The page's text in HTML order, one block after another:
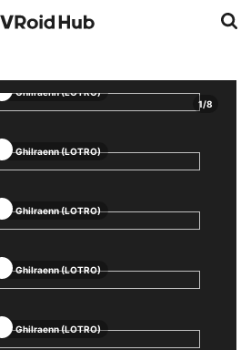
1/8
Ghilraenn (LOTRO)
Ghilraenn (LOTRO)
Ghilraenn (LOTRO)
Ghilraenn (LOTRO)
Ghilraenn (LOTRO)